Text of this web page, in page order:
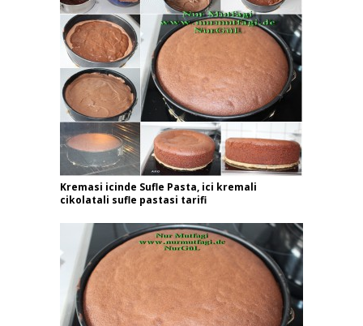
Kremasi icinde Sufle Pasta, ici kremali
cikolatali sufle pastasi tarifi